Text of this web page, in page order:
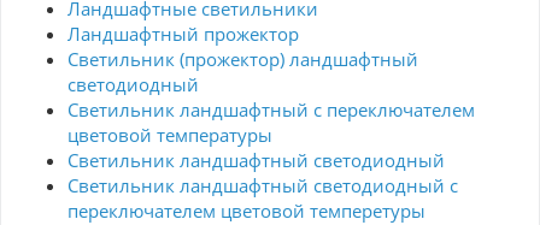
Ландшафтные светильники
Ландшафтный прожектор
Светильник (прожектор) ландшафтный
светодиодный
Светильник ландшафтный с переключателем
цветовой температуры
Светильник ландшафтный светодиодный
Светильник ландшафтный светодиодный с
переключателем цветовой темперетуры